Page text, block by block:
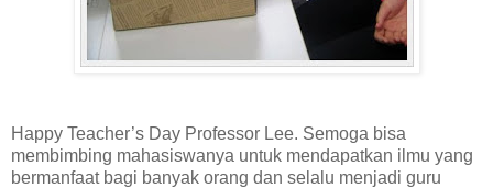
Happy Teacher’s Day Professor Lee. Semoga bisa
membimbing mahasiswanya untuk mendapatkan ilmu yang
bermanfaat bagi banyak orang dan selalu menjadi guru